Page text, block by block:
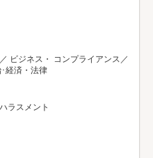
ビジネス・ コンプライアンス／
経済・法律
ラスメント